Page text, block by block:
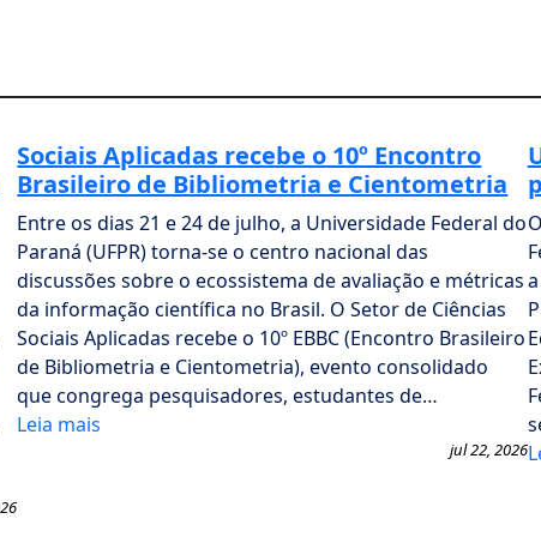
Sociais Aplicadas recebe o 10º Encontro
Brasileiro de Bibliometria e Cientometria
Entre os dias 21 e 24 de julho, a Universidade Federal do
Paraná (UFPR) torna-se o centro nacional das
discussões sobre o ecossistema de avaliação e métricas
da informação científica no Brasil. O Setor de Ciências
Sociais Aplicadas recebe o 10º EBBC (Encontro Brasileiro
de Bibliometria e Cientometria), evento consolidado
que congrega pesquisadores, estudantes de…
Leia mais
jul 22, 2026